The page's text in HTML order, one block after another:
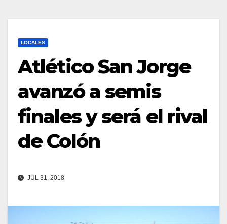
LOCALES
Atlético San Jorge
avanzó a semis
finales y será el rival
de Colón
JUL 31, 2018